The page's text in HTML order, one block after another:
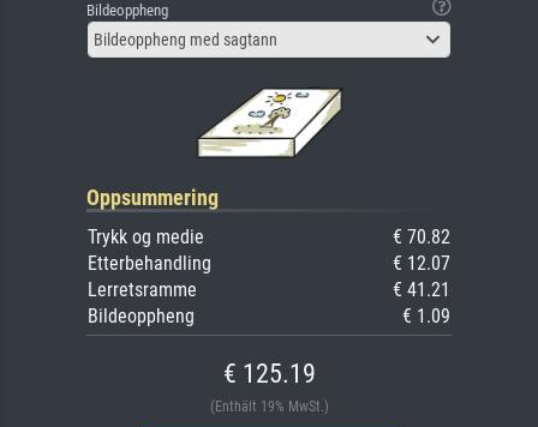
Bildeoppheng
Bildeoppheng med sagtann
Oppsummering
Trykk og medie
€ 70.82
Etterbehandling
€ 12.07
Lerretsramme
€ 41.21
Bildeoppheng
€ 1.09
€ 125.19
(Enthält 19% MwSt.)